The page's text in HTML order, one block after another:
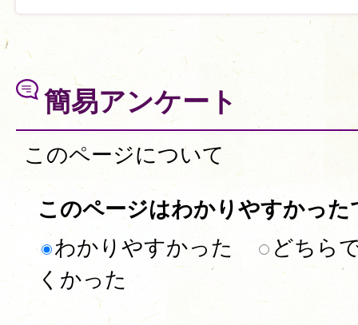
簡易アンケート
このページについて
このページはわかりやすかった
わかりやすかった
どちら
くかった